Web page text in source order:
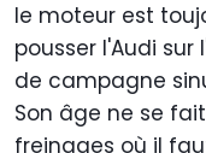
le moteur est
pousser l'Audi
de campagne
Son âge ne se
freinages où il